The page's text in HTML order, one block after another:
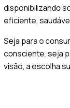
disponibilizando
eficiente,
Seja para o
consciente, seja
visão, a escolha